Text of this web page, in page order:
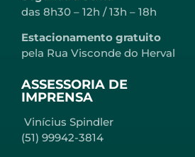
das 8h30 – 12h / 13h – 18h
Estacionamento gratuito
pela Rua Visconde do Herval
ASSESSORIA DE
IMPRENSA
Vinícius Spindler
(51) 99942-3814